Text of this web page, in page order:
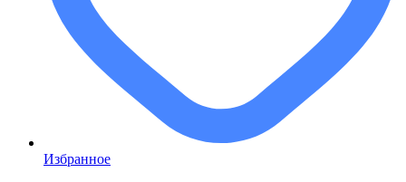
Избранное